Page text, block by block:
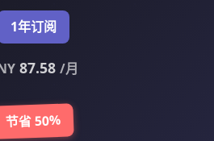
1年订阅
87.58 /月
节省 50%